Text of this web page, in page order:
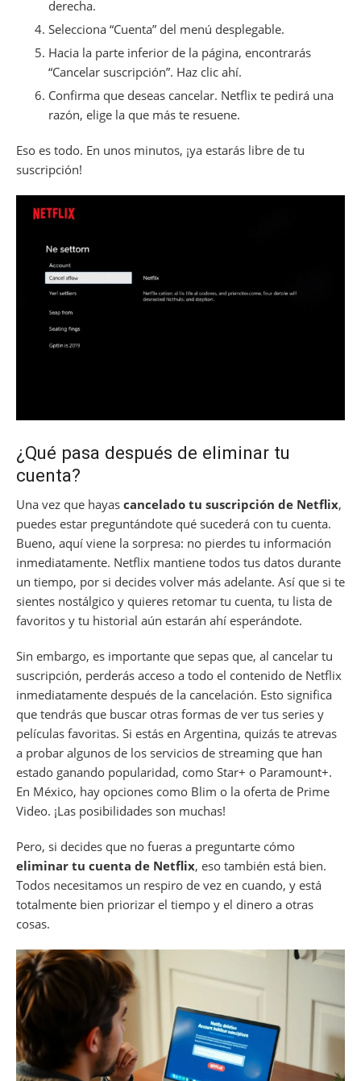
derecha.
Selecciona “Cuenta” del menú desplegable.
Hacia la parte inferior de la página, encontrarás
“Cancelar suscripción”. Haz clic ahí.
Confirma que deseas cancelar. Netflix te pedirá una
razón, elige la que más te resuene.
Eso es todo. En unos minutos, ¡ya estarás libre de tu
suscripción!
¿Qué pasa después de eliminar tu
cuenta?
Una vez que hayas cancelado tu suscripción de Netflix,
puedes estar preguntándote qué sucederá con tu cuenta.
Bueno, aquí viene la sorpresa: no pierdes tu información
inmediatamente. Netflix mantiene todos tus datos durante
un tiempo, por si decides volver más adelante. Así que si te
sientes nostálgico y quieres retomar tu cuenta, tu lista de
favoritos y tu historial aún estarán ahí esperándote.
Sin embargo, es importante que sepas que, al cancelar tu
suscripción, perderás acceso a todo el contenido de Netflix
inmediatamente después de la cancelación. Esto significa
que tendrás que buscar otras formas de ver tus series y
películas favoritas. Si estás en Argentina, quizás te atrevas
a probar algunos de los servicios de streaming que han
estado ganando popularidad, como Star+ o Paramount+.
En México, hay opciones como Blim o la oferta de Prime
Video. ¡Las posibilidades son muchas!
Pero, si decides que no fueras a preguntarte cómo
eliminar tu cuenta de Netflix, eso también está bien.
Todos necesitamos un respiro de vez en cuando, y está
totalmente bien priorizar el tiempo y el dinero a otras
cosas.